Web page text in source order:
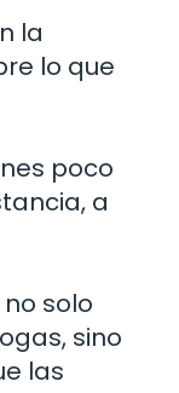
la
lo que
poco
a
solo
sino
las